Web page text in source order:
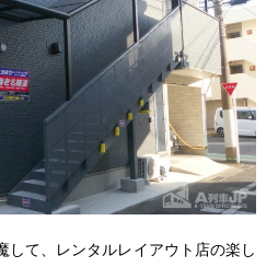
て、レンタルレイアウト店の楽し